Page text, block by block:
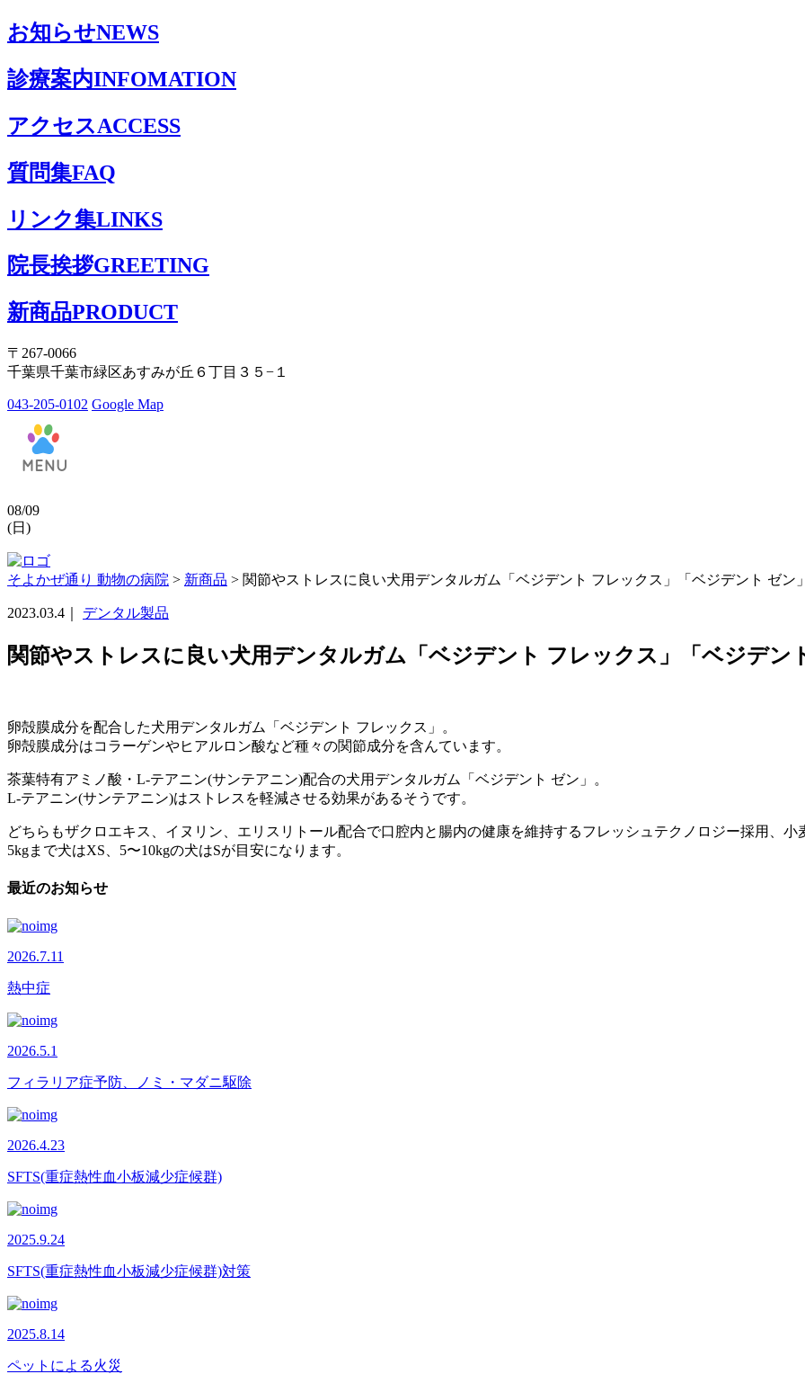
お知らせNEWS
診療案内INFOMATION
アクセスACCESS
質問集FAQ
リンク集LINKS
院長挨拶GREETING
新商品PRODUCT
〒267-0066
千葉県千葉市緑区あすみが丘６丁目３５−１
043-205-0102 Google Map
08/09
(日)
そよかぜ通り 動物の病院 > 新商品 > 関節やストレスに良い犬用デンタルガム「ベジデント フレックス」「ベジデント ゼン」
2023.03.4｜ デンタル製品
関節やストレスに良い犬用デンタルガム「ベジデント フレックス」「ベジデン
卵殻膜成分を配合した犬用デンタルガム「ベジデント フレックス」。
卵殻膜成分はコラーゲンやヒアルロン酸など種々の関節成分を含んています。
茶葉特有アミノ酸・L-テアニン(サンテアニン)配合の犬用デンタルガム「ベジデント ゼン」。
L-テアニン(サンテアニン)はストレスを軽減させる効果があるそうです。
どちらもザクロエキス、イヌリン、エリスリトール配合で口腔内と腸内の健康を維持するフレッシュテクノロジー採用、
5kgまで犬はXS、5〜10kgの犬はSが目安になります。
最近のお知らせ
2026.7.11
熱中症
2026.5.1
フィラリア症予防、ノミ・マダニ駆除
2026.4.23
SFTS(重症熱性血小板減少症候群)
2025.9.24
SFTS(重症熱性血小板減少症候群)対策
2025.8.14
ペットによる火災